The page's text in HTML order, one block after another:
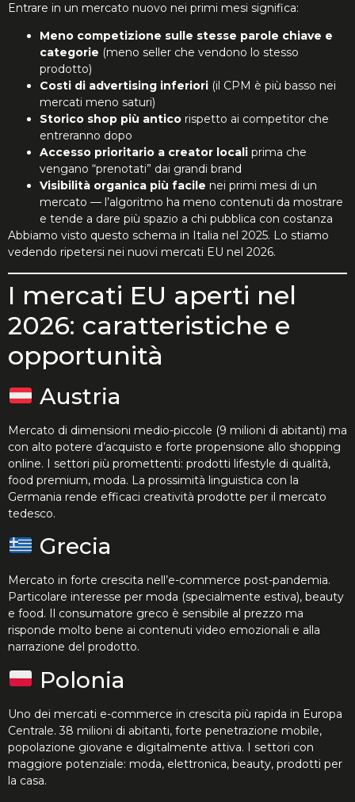
Entrare in un mercato nuovo nei primi mesi significa:
Meno competizione sulle stesse parole chiave e
categorie (meno seller che vendono lo stesso
prodotto)
Costi di advertising inferiori (il CPM è più basso nei
mercati meno saturi)
Storico shop più antico rispetto ai competitor che
entreranno dopo
Accesso prioritario a creator locali prima che
vengano “prenotati” dai grandi brand
Visibilità organica più facile nei primi mesi di un
mercato — l’algoritmo ha meno contenuti da mostrare
e tende a dare più spazio a chi pubblica con costanza
Abbiamo visto questo schema in Italia nel 2025. Lo stiamo
vedendo ripetersi nei nuovi mercati EU nel 2026.
I mercati EU aperti nel
2026: caratteristiche e
opportunità
Austria
Mercato di dimensioni medio-piccole (9 milioni di abitanti) ma
con alto potere d’acquisto e forte propensione allo shopping
online. I settori più promettenti: prodotti lifestyle di qualità,
food premium, moda. La prossimità linguistica con la
Germania rende efficaci creatività prodotte per il mercato
tedesco.
Grecia
Mercato in forte crescita nell’e-commerce post-pandemia.
Particolare interesse per moda (specialmente estiva), beauty
e food. Il consumatore greco è sensibile al prezzo ma
risponde molto bene ai contenuti video emozionali e alla
narrazione del prodotto.
Polonia
Uno dei mercati e-commerce in crescita più rapida in Europa
Centrale. 38 milioni di abitanti, forte penetrazione mobile,
popolazione giovane e digitalmente attiva. I settori con
maggiore potenziale: moda, elettronica, beauty, prodotti per
la casa.